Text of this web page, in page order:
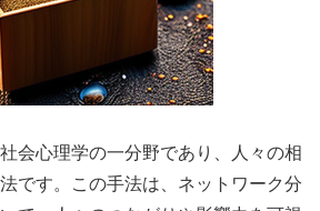
会心理学の一分野であり、人々の相
です。この手法は、ネットワーク分